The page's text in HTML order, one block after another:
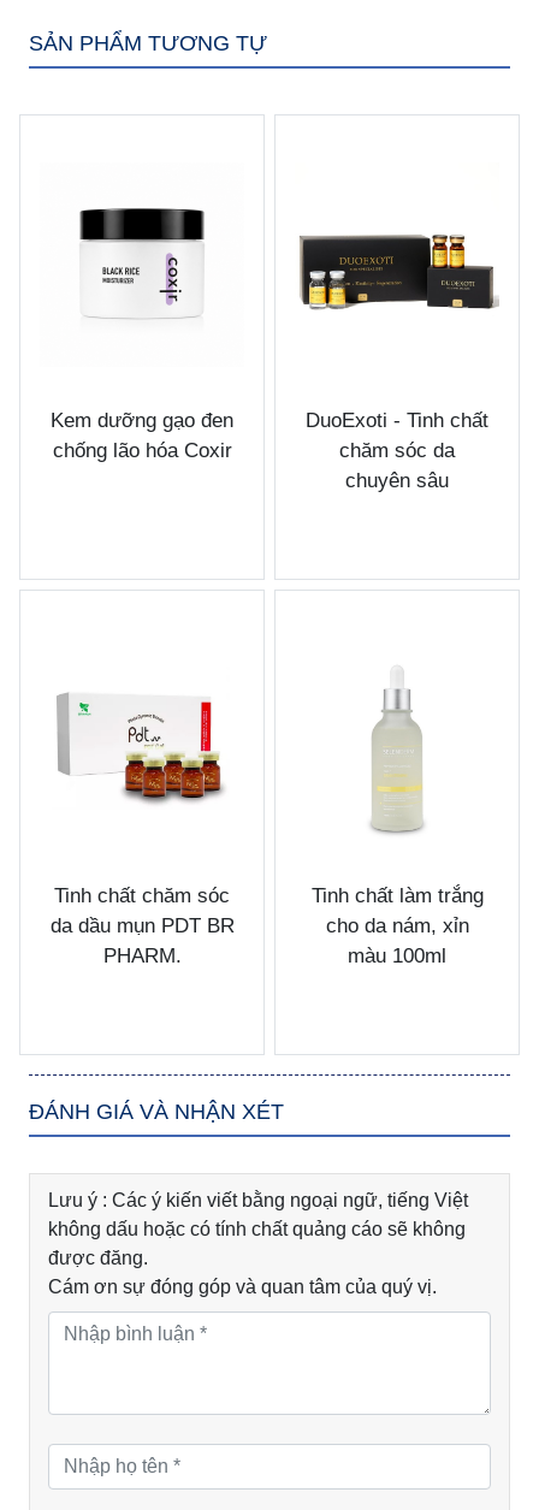
SẢN PHẨM TƯƠNG TỰ
Kem dưỡng gạo đen
chống lão hóa Coxir
DuoExoti - Tinh chất
chăm sóc da
chuyên sâu
Tinh chất chăm sóc
da dầu mụn PDT BR
PHARM.
Tinh chất làm trắng
cho da nám, xỉn
màu 100ml
ĐÁNH GIÁ VÀ NHẬN XÉT
Lưu ý : Các ý kiến viết bằng ngoại ngữ, tiếng Việt
không dấu hoặc có tính chất quảng cáo sẽ không
được đăng.
Cám ơn sự đóng góp và quan tâm của quý vị.